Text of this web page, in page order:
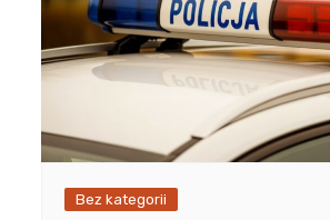
Bez kategorii